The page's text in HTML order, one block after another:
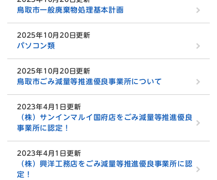
鳥取市一般廃棄物処理基本計画
2025年10月20日更新
パソコン類
2025年10月20日更新
鳥取市ごみ減量等推進優良事業所について
2023年4月1日更新
（株）サンインマルイ国府店をごみ減量等推進優良
事業所に認定！
2023年4月1日更新
（株）興洋工務店をごみ減量等推進優良事業所に認
定！